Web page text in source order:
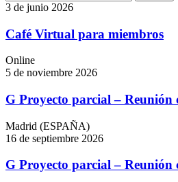
3 de junio 2026
Café Virtual para miembros
Online
5 de noviembre 2026
G Proyecto parcial – Reunión
Madrid (ESPAÑA)
16 de septiembre 2026
G Proyecto parcial – Reunión